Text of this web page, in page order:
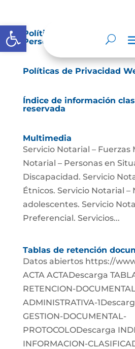
Abrir barra de herramientas
Política de Tratamiento de
Personales.
Políticas de Privacidad
Índice de información
reservada
Multimedia
Servicio Notarial – Fuerzas
Notarial – Personas en
Discapacidad. Servicio
Étnicos. Servicio Notarial –
adolescentes. Servicio
Preferencial. Servicios...
Tablas de retención
Datos abiertos https://
ACTA ACTADescarga
RETENCION-
ADMINISTRATIVA-
GESTION-DOCUMENTAL-
PROTOCOLODescarga
INFORMACION-